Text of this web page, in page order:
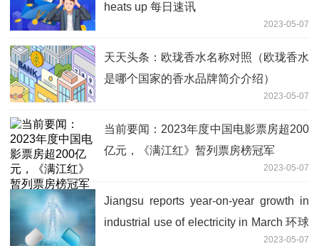
heats up 每日速讯
2023-05-07
天天头条：欧珑香水名称对照（欧珑香水
是哪个国家的香水品牌简介介绍）
2023-05-07
当前要闻：​2023年度中国电影票房超200
亿元，《满江红》暂列票房榜冠军
2023-05-07
Jiangsu reports year-on-year growth in
industrial use of electricity in March 环球
2023-05-07